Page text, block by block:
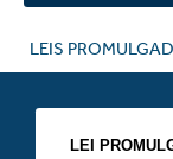
LEIS
LEI